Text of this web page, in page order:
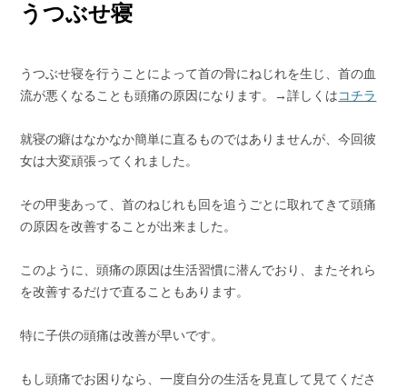
うつぶせ寝
うつぶせ寝を行うことによって首の骨にねじれを生じ、首の血
流が悪くなることも頭痛の原因になります。→詳しくはコチラ
就寝の癖はなかなか簡単に直るものではありませんが、今回彼
女は大変頑張ってくれました。
その甲斐あって、首のねじれも回を追うごとに取れてきて頭痛
の原因を改善することが出来ました。
このように、頭痛の原因は生活習慣に潜んでおり、またそれら
を改善するだけで直ることもあります。
特に子供の頭痛は改善が早いです。
もし頭痛でお困りなら、一度自分の生活を見直して見てくださ